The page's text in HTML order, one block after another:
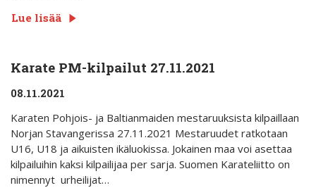
Lue lisää
Karate PM-kilpailut 27.11.2021
08.11.2021
Karaten Pohjois- ja Baltianmaiden mestaruuksista kilpaillaan
Norjan Stavangerissa 27.11.2021 Mestaruudet ratkotaan
U16, U18 ja aikuisten ikäluokissa. Jokainen maa voi asettaa
kilpailuihin kaksi kilpailijaa per sarja. Suomen Karateliitto on
nimennyt urheilijat…